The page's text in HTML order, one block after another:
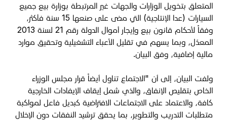
المتعلق بتخويل الوزارات والجهات غير المرتبطة بوزارة بيع جميع
السيارات (عدا الإنتاجية) التي مضى على صنعها 15 سنة فأكثر،
وفقاً لأحكام قانون بيع وإيجار أموال الدولة رقم 21 لسنة 2013
المعدّل، وبما يسهم في تقليل الأعباء التشغيلية وتحقيق موارد
مالية إضافية، وفق البيان.
ولفت البيان، إلى أن "الاجتماع تناول أيضاً قرار مجلس الوزراء
الخاص بتقليص الإنفاق، والذي شمل إيقاف الإيفادات الخارجية
كافة، والاعتماد على الاجتماعات الافتراضية كبديل فاعل لمواكبة
متطلبات التدريب والتطوير، بما يحقق ترشيد النفقات دون الإخلال